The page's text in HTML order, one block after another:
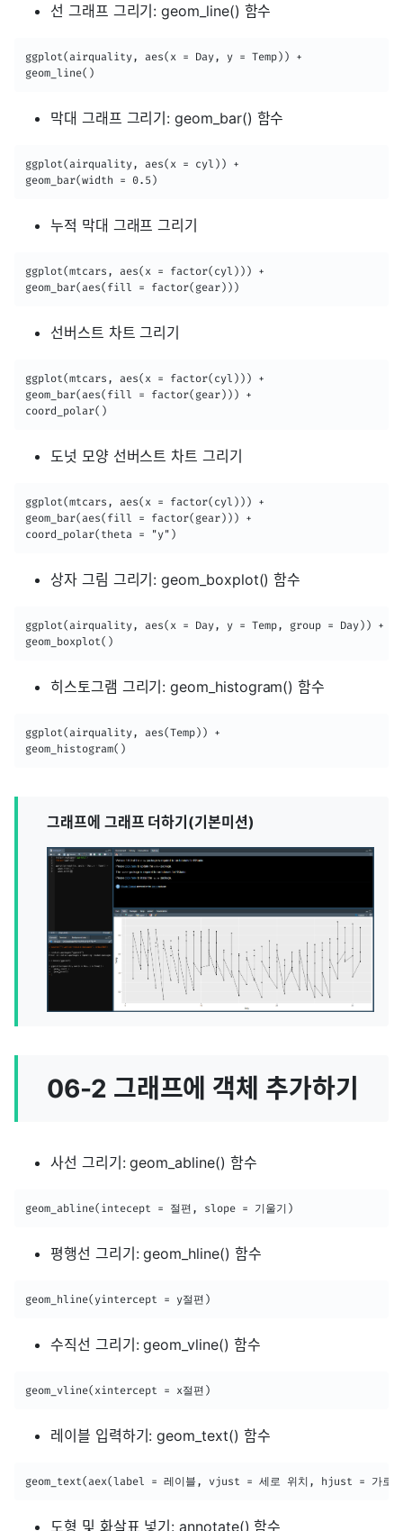
선 그래프 그리기: geom_line() 함수
ggplot(airquality, aes(x = Day, y = Temp)) +
geom_line()
막대 그래프 그리기: geom_bar() 함수
ggplot(airquality, aes(x = cyl)) +
geom_bar(width = 0.5)
누적 막대 그래프 그리기
ggplot(mtcars, aes(x = factor(cyl))) +
geom_bar(aes(fill = factor(gear)))
선버스트 차트 그리기
ggplot(mtcars, aes(x = factor(cyl))) +
geom_bar(aes(fill = factor(gear))) +
coord_polar()
도넛 모양 선버스트 차트 그리기
ggplot(mtcars, aes(x = factor(cyl))) +
geom_bar(aes(fill = factor(gear))) +
coord_polar(theta = "y")
상자 그림 그리기: geom_boxplot() 함수
ggplot(airquality, aes(x = Day, y = Temp, group = Day)) +
geom_boxplot()
히스토그램 그리기: geom_histogram() 함수
ggplot(airquality, aes(Temp)) +
geom_histogram()
그래프에 그래프 더하기(기본미션)
06-2 그래프에 객체 추가하기
사선 그리기: geom_abline() 함수
geom_abline(intecept = 절편, slope = 기울기)
평행선 그리기: geom_hline() 함수
geom_hline(yintercept = y절편)
수직선 그리기: geom_vline() 함수
geom_vline(xintercept = x절편)
레이블 입력하기: geom_text() 함수
geom_text(aex(label = 레이블, vjust = 세로 위치, hjust = 가로
도형 및 화살표 넣기: annotate() 함수